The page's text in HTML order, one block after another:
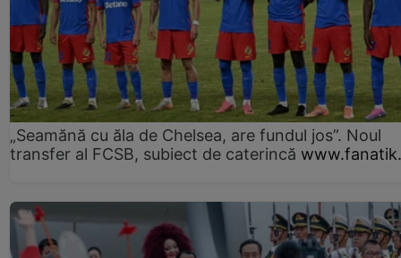
„Seamănă cu ăla de Chelsea, are fundul jos”. Noul
transfer al FCSB, subiect de caterincă